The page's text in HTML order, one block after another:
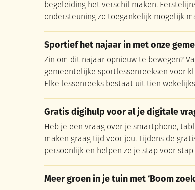
begeleiding het verschil maken.
ondersteuning zo toegankelijk mogelijk
Sportief het najaar in met onze
Sportief het najaar in met onze
Zin om dit najaar opnieuw te bewegen?
gemeentelijke sportlessenreeksen voor
Elke lessenreeks bestaat uit tien
Gratis digihulp voor al je digitale
Gratis digihulp voor al je digitale
Heb je een vraag over je smartphone,
maken graag tijd voor jou. Tijdens de
persoonlijk en helpen ze je stap voor stap
Meer groen in je tuin met ‘Boom
Meer groen in je tuin met ‘Boom